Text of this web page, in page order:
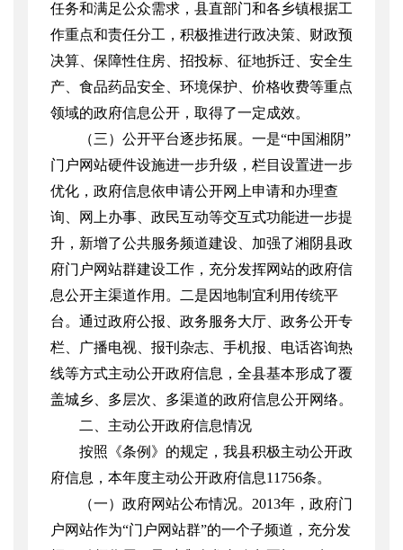
任务和满足公众需求，县直部门和各乡镇根据工
作重点和责任分工，积极推进行政决策、财政预
决算、保障性住房、招投标、征地拆迁、安全生
产、食品药品安全、环境保护、价格收费等重点
领域的政府信息公开，取得了一定成效。
（三）公开平台逐步拓展。一是“中国湘阴”
门户网站硬件设施进一步升级，栏目设置进一步
优化，政府信息依申请公开网上申请和办理查
询、网上办事、政民互动等交互式功能进一步提
升，新增了公共服务频道建设、加强了湘阴县政
府门户网站群建设工作，充分发挥网站的政府信
息公开主渠道作用。二是因地制宜利用传统平
台。通过政府公报、政务服务大厅、政务公开专
栏、广播电视、报刊杂志、手机报、电话咨询热
线等方式主动公开政府信息，全县基本形成了覆
盖城乡、多层次、多渠道的政府信息公开网络。
二、主动公开政府信息情况
按照《条例》的规定，我县积极主动公开政
府信息，本年度主动公开政府信息11756条。
（一）政府网站公布情况。 2013年，政府门
户网站作为“门户网站群”的一个子频道，充分发